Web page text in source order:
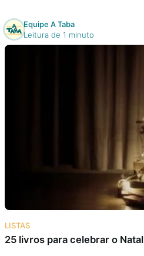
Equipe A Taba
Leitura de 1 minuto
LISTAS
25 livros para celebrar o Natal